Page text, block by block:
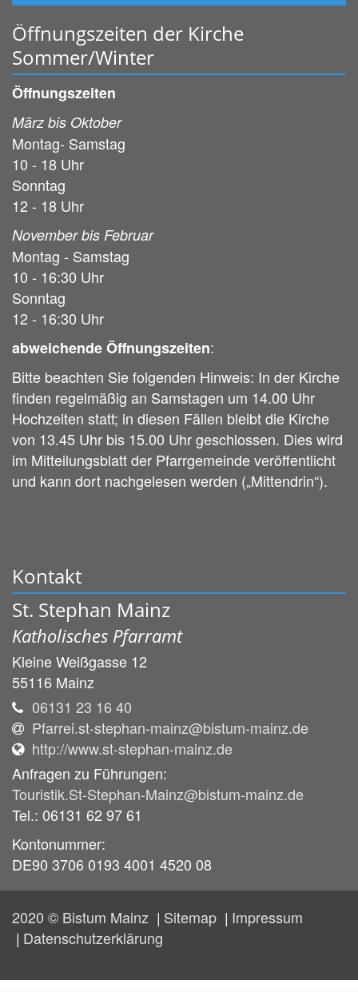
Öffnungszeiten der Kirche
Sommer/Winter
Öffnungszeiten
März bis Oktober
Montag- Samstag
10 - 18 Uhr
Sonntag
12 - 18 Uhr
November bis Februar
Montag - Samstag
10 - 16:30 Uhr
Sonntag
12 - 16:30 Uhr
abweichende Öffnungszeiten:
Bitte beachten Sie folgenden Hinweis: In der Kirche
finden regelmäßig an Samstagen um 14.00 Uhr
Hochzeiten statt; in diesen Fällen bleibt die Kirche
von 13.45 Uhr bis 15.00 Uhr geschlossen. Dies wird
im Mitteilungsblatt der Pfarrgemeinde veröffentlicht
und kann dort nachgelesen werden („Mittendrin“).
Kontakt
St. Stephan Mainz
Katholisches Pfarramt
Kleine Weißgasse 12
55116 Mainz
06131 23 16 40
Pfarrei.st-stephan-mainz@bistum-mainz.de
http://www.st-stephan-mainz.de
Anfragen zu Führungen:
Touristik.St-Stephan-Mainz@bistum-mainz.de
Tel.: 06131 62 97 61
Kontonummer:
DE90 3706 0193 4001 4520 08
2020 © Bistum Mainz Sitemap
Impressum
Datenschutzerklärung